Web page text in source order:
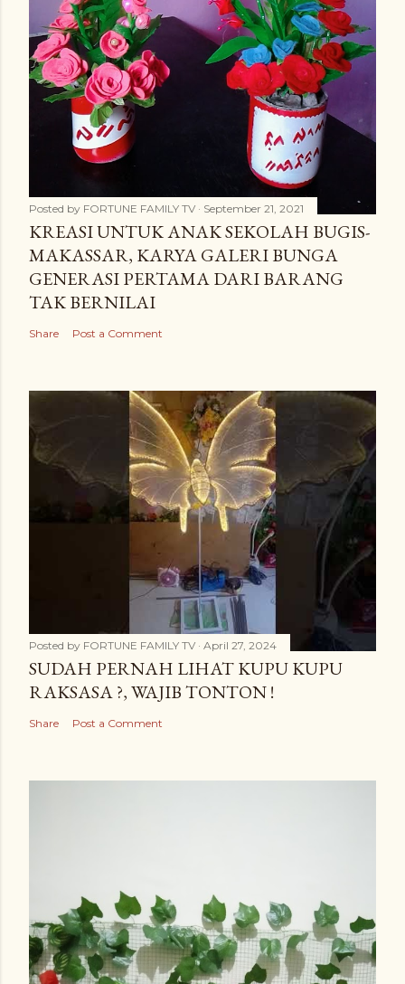
Posted by FORTUNE FAMILY TV September 21, 2021
KREASI UNTUK ANAK SEKOLAH BUGIS-
MAKASSAR, KARYA GALERI BUNGA
GENERASI PERTAMA DARI BARANG
TAK BERNILAI
Share Post a Comment
Posted by FORTUNE FAMILY TV April 27, 2024
SUDAH PERNAH LIHAT KUPU KUPU
RAKSASA ?, WAJIB TONTON !
Share Post a Comment